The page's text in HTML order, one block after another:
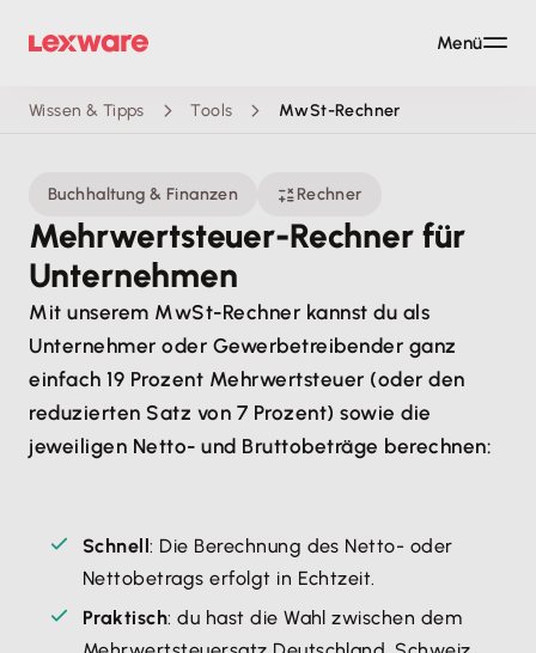
Wissen & Tipps Tools MwSt-Rechner
Buchhaltung & Finanzen Rechner
Mehrwertsteuer-Rechner für
Unternehmen
Mit unserem MwSt-Rechner kannst du als
Unternehmer oder Gewerbetreibender ganz
einfach 19 Prozent Mehrwertsteuer (oder den
reduzierten Satz von 7 Prozent) sowie die
jeweiligen Netto- und Bruttobeträge berechnen:
Schnell: Die Berechnung des Netto- oder
Nettobetrags erfolgt in Echtzeit.
Praktisch: du hast die Wahl zwischen dem
Menü